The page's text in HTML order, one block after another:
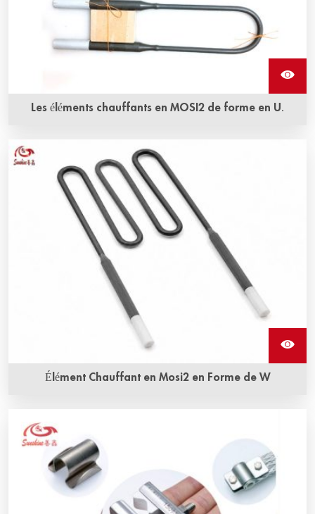
Les éléments chauffants en MOSI2 de forme en U.
utilisé dans un four électrique pour des températures
allant jusqu'à 1900 °C.
Élément Chauffant en Mosi2 en Forme de W
également appelés éléments chauffants en disiliciure de
molybdène, sont une résistance en MOSI2. Ils peuvent
résister à l'oxydation à des températures très élevées.